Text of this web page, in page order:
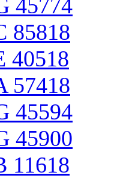
45774
85818
40518
57418
45594
45900
11618